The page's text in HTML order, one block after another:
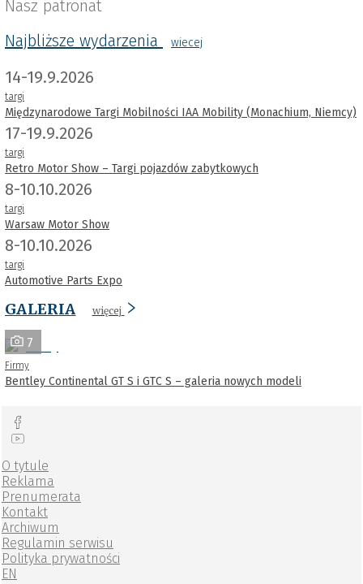
Nasz patronat
Najbliższe wydarzenia
wiecej
14-19.9.2026
targi
Międzynarodowe Targi Mobilności IAA Mobility (Monachium, Niemcy)
17-19.9.2026
targi
Retro Motor Show – Targi pojazdów zabytkowych
8-10.10.2026
targi
Warsaw Motor Show
8-10.10.2026
targi
Automotive Parts Expo
GALERIA więcej
7
Firmy
Bentley Continental GT S i GTC S – galeria nowych modeli
O tytule
Reklama
Prenumerata
Kontakt
Archiwum
Regulamin serwisu
Polityka prywatności
EN